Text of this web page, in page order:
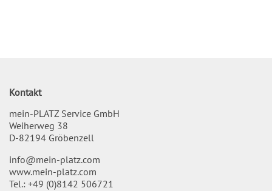
Kontakt
mein-PLATZ Service GmbH
Weiherweg 38
D-82194 Gröbenzell
info@mein-platz.com
www.mein-platz.com
Tel.: +49 (0)8142 506721